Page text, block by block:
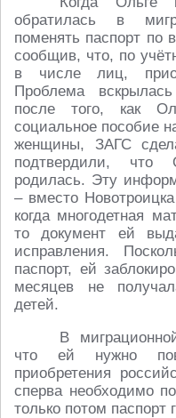
обратилась в
поменять паспорт по
сообщив, что, по
в числе лиц,
Проблема
после того, как
социальное пособие
женщины, ЗАГС
подтвердили, что
родилась. Эту
– вместо
когда многодетная
то документ ей
исправления.
паспорт, ей
месяцев не
детей.
В
что ей нужно
приобретения
сперва необходимо
только потом паспорт